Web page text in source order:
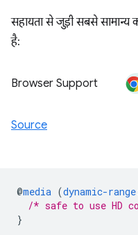
सहायता से जुड़ी सबसे सामान्य
है:
Browser Support
Source
@media (dynamic-range
/* safe to use HD
}